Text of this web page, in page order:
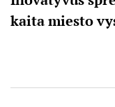
kaita miesto